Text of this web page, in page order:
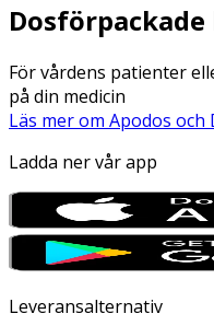
För vårdens patienter
på din medicin
Läs mer om Apodos och
Ladda ner vår app
Leveransalternativ